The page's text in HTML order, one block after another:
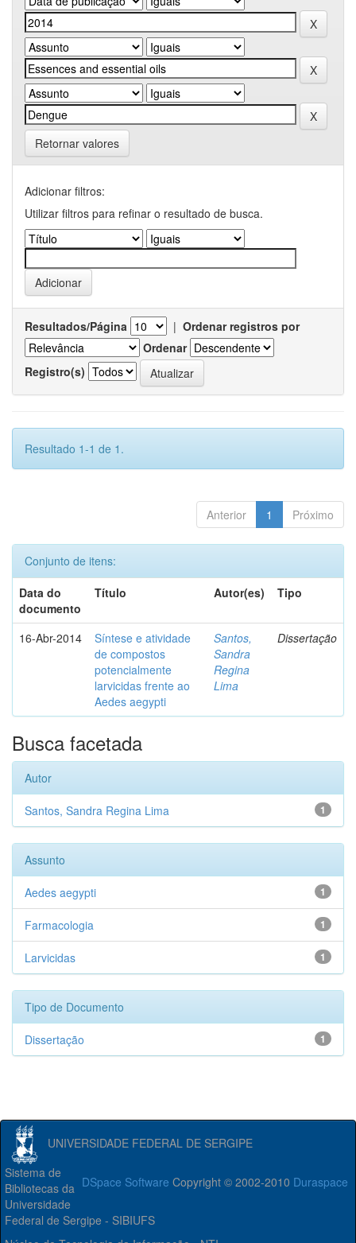
Retornar valores
Adicionar filtros:
Utilizar filtros para refinar o resultado de busca.
Resultados/Página | Ordenar registros por
Ordenar
Registro(s)
Resultado 1-1 de 1.
Anterior 1 Próximo
Conjunto de itens:
Data do
documento
Título Autor(es) Tipo
16-Abr-2014
Síntese e atividade
de compostos
potencialmente
larvicidas frente ao
Aedes aegypti
Santos,
Sandra
Regina
Lima
Dissertação
Busca facetada
Autor
1
Santos, Sandra Regina Lima
Assunto
1
Aedes aegypti
1
Farmacologia
1
Larvicidas
Tipo de Documento
1
Dissertação
UNIVERSIDADE FEDERAL DE SERGIPE
DSpace Software Copyright © 2002-2010 Duraspace
Sistema de
Bibliotecas da
Universidade
Federal de Sergipe - SIBIUFS